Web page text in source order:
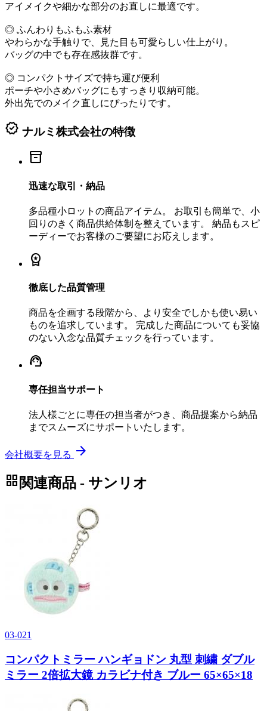
アイメイクや細かな部分のお直しに最適です。
◎ ふんわりもふもふ素材
やわらかな手触りで、見た目も可愛らしい仕上がり。
バッグの中でも存在感抜群です。
◎ コンパクトサイズで持ち運び便利
ポーチや小さめバッグにもすっきり収納可能。
外出先でのメイク直しにぴったりです。
verified ナルミ株式会社の特徴
inventory_2
迅速な取引・納品
多品種小ロットの商品アイテム。 お取引も簡単で、小
回りのきく商品供給体制を整えています。 納品もスピ
ーディーでお客様のご要望にお応えします。
workspace_premium
徹底した品質管理
商品を企画する段階から、より安全でしかも使い易い
ものを追求しています。 完成した商品についても妥協
のない入念な品質チェックを行っています。
support_agent
専任担当サポート
法人様ごとに専任の担当者がつき、商品提案から納品
までスムーズにサポートいたします。
会社概要を見る arrow_forward
grid_view 関連商品 - サンリオ
03-021
コンパクトミラー ハンギョドン 丸型 刺繍 ダブル
ミラー 2倍拡大鏡 カラビナ付き ブルー 65×65×18